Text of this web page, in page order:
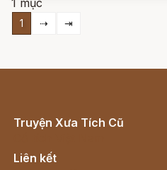
1 mục
1 ⇢ ⇥
Truyện Xưa Tích Cũ
Liên kết